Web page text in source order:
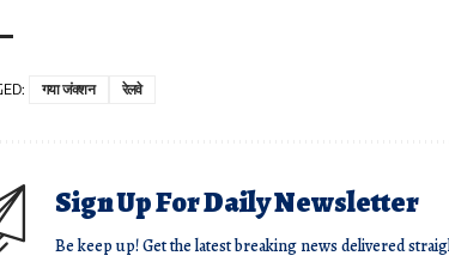
गया जंक्शन रेलवे
Sign Up For Daily Newsletter
Be keep up! Get the latest breaking news delivered